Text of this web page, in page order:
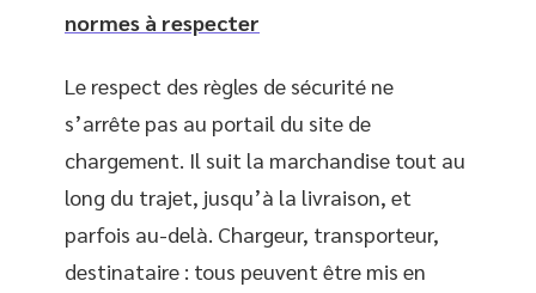
normes à respecter
Le respect des règles de sécurité ne
s’arrête pas au portail du site de
chargement. Il suit la marchandise tout au
long du trajet, jusqu’à la livraison, et
parfois au-delà. Chargeur, transporteur,
destinataire : tous peuvent être mis en